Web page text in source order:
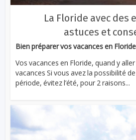
La Floride avec des
astuces et
Bien préparer vos vacances en
Vos vacances en Floride, quand y
vacances Si vous avez la possibilité
période, évitez l’été, pour 2 raisons...